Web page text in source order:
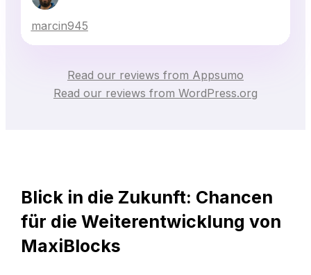
marcin945
Read our reviews from Appsumo
Read our reviews from WordPress.org
Blick in die Zukunft: Chancen
für die Weiterentwicklung von
MaxiBlocks